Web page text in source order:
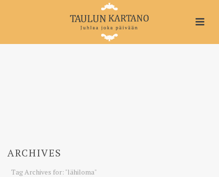
ARCHIVES
Tag Archives for: "lähiloma"